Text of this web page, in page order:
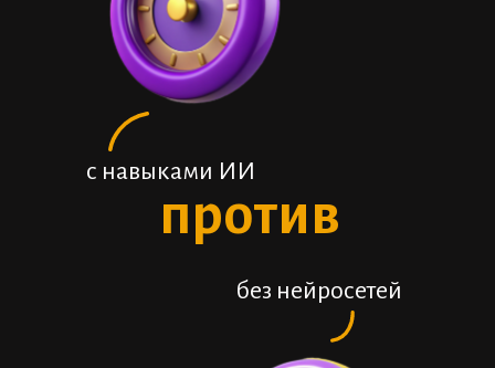
против
с навыками ИИ
без нейросетей